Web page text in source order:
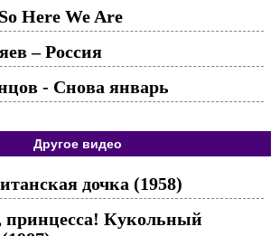
Here We Are
– Россия
- Снова январь
Другое видео
дочка (1958)
принцесса! Кукольный